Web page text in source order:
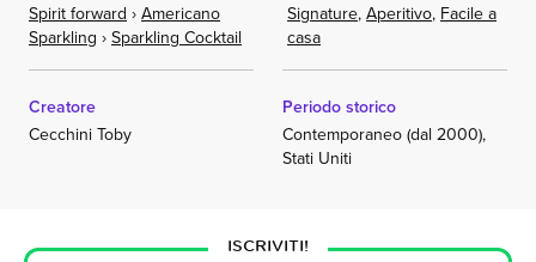
Spirit forward ›Americano
Sparkling ›Sparkling Cocktail
Signature,Aperitivo, Facile a
casa
Creatore
Cecchini Toby
Periodo storico
Contemporaneo (dal 2000),
Stati Uniti
ISCRIVITI!